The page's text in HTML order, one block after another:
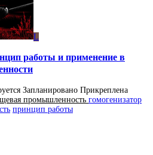
L
работы и применение в
Запланировано Прикреплена
промышленность гомогенизатор
принцип работы